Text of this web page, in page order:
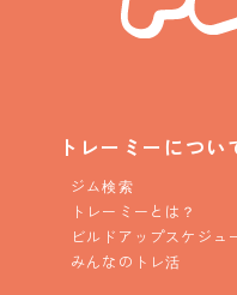
トレーミーについ
ジム検索
トレーミーとは？
ビルドアップスケジュ
みんなのトレ活